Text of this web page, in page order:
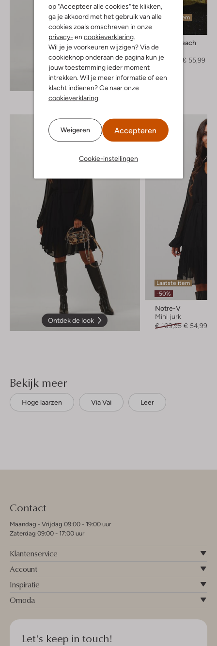
op "Accepteer alle cookies" te klikken,
ga je akkoord met het gebruik van alle
cookies zoals omschreven in onze
privacy- en cookieverklaring
Wil je je voorkeuren wijzigen? Via de
cookieknop onderaan de pagina kun je
jouw toestemming ieder moment
intrekken. Wil je meer informatie of een
klacht indienen? Ga naar onze
cookieverklaring
Weigeren Accepteren
Cookie-instellingen
Ontdek de look
Laatste item
Silvian Heach
Blouse
€ 112,95
€ 55,99
Ontdek de look
Laatste item
-50%
Notre-V
Mini jurk
€ 109,95 € 54,99
Bekijk meer
Hoge laarzen Via Vai Leer
Contact
Maandag - Vrijdag 09:00 - 19:00 uur
Zaterdag 09:00 - 17:00 uur
Klantenservice
Account
Inspiratie
Omoda
Let's keep in touch!